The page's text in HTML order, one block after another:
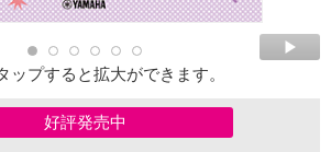
ップすると拡大ができます。
好評発売中